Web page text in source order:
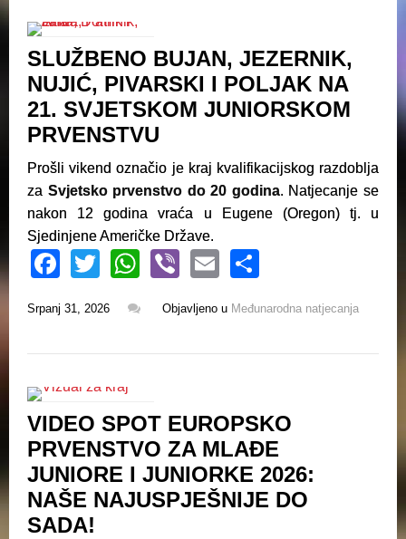
o
o
k
p
SLUŽBENO BUJAN, JEZERNIK,
NUJIĆ, PIVARSKI I POLJAK NA
21. SVJETSKOM JUNIORSKOM
PRVENSTVU
Prošli vikend označio je kraj kvalifikacijskog razdoblja
za Svjetsko prvenstvo do 20 godina. Natjecanje se
nakon 12 godina vraća u Eugene (Oregon) tj. u
Sjedinjene Američke Države.
F
c
e
o
k
T
tt
er
W
at
s
p
Vi
er
E
ail ar
e
Srpanj 31, 2026 Objavljeno u Međunarodna natjecanja
VIDEO SPOT EUROPSKO
PRVENSTVO ZA MLAĐE
JUNIORE I JUNIORKE 2026:
NAŠE NAJUSPJEŠNIJE DO
SADA!